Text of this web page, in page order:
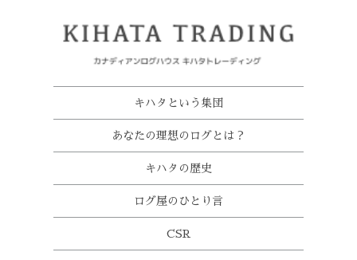
キハタという集団
あなたの理想のログとは？
キハタの歴史
ログ屋のひとり言
CSR